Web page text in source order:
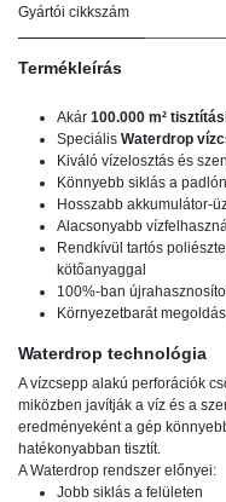
Gyártói cikkszám
Termékleírás
Akár 100.000 m²
Speciális Waterdrop
Kiváló vízelosztás és
Könnyebb siklás a
Hosszabb akkumulátor-
Alacsonyabb
Rendkívül tartós
kötőanyaggal
100%-ban
Környezetbarát
Waterdrop technológia
A vízcsepp alakú perforációk
miközben javítják a víz és a
eredményeként a gép
hatékonyabban tisztít.
A Waterdrop rendszer előnyei:
Jobb siklás a felületen